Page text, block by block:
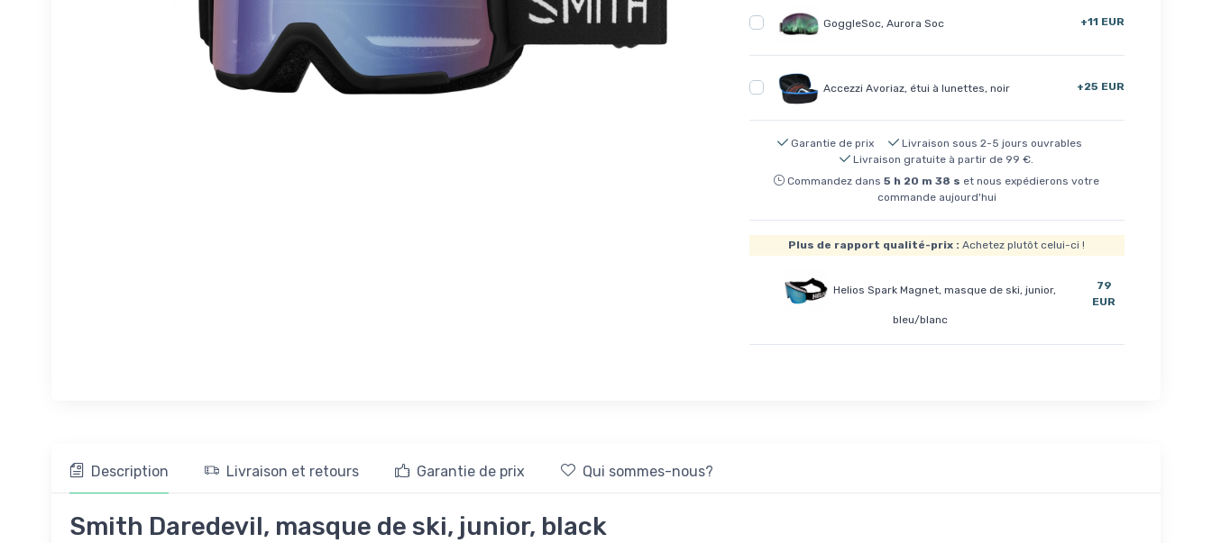
GoggleSoc, Aurora Soc +11 EUR
Accezzi Avoriaz, étui à lunettes, noir +25 EUR
Garantie de prix
Livraison sous 2-5 jours ouvrables
Livraison gratuite à partir de 99 €.
Commandez dans5 h 20 m38 s et nous expédierons votre
commande aujourd'hui
Plus de rapport qualité-prix : Achetez plutôt celui-ci !
Helios Spark Magnet, masque de ski, junior,
bleu/blanc
79
EUR
Description Livraison et retours Garantie de prix Qui sommes-nous?
Smith Daredevil, masque de ski, junior, black